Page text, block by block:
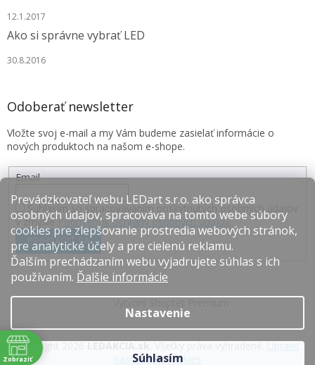
Prevádzkovateľ webu LEDart s.r.o. ako správca
osobných údajov, spracováva na tomto webe súbory
cookies pre zlepšovanie prostredia webových stránok,
pre analytické účely a pre cielenú reklamu.
Ďalším prechádzaním webu vyjadrujete súhlas s ich
používaním. Ďalšie informácie
Nastavenie
Súhlasím
12.1.2017
Ako si správne vybrať LED
30.8.2016
Odoberať newsletter
Vložte svoj e-mail a my Vám budeme zasielať informácie o
nových produktoch na našom e-shope.
Email
Súhlasím so spracovávaním poskytnutých osobných údajov
v zmysle Podmienok ochrany osobných údajov.
PRIHLÁSIŤ SA
Copyright 2026
nastavenie cookies
Zobraziť